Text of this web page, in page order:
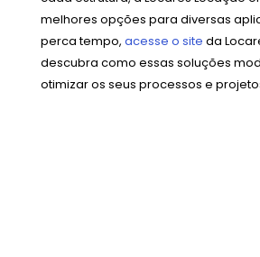
melhores opções para diversas
perca tempo, acesse o site da
descubra como essas soluções
otimizar os seus processos e